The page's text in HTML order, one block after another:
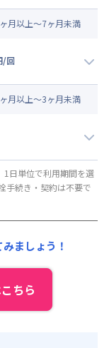
ヶ月以上～7ヶ月未満
/回
ヶ月以上～3ヶ月未満
日単位で利用期間を選
手続き・契約は不要で
ましょう！
ちら